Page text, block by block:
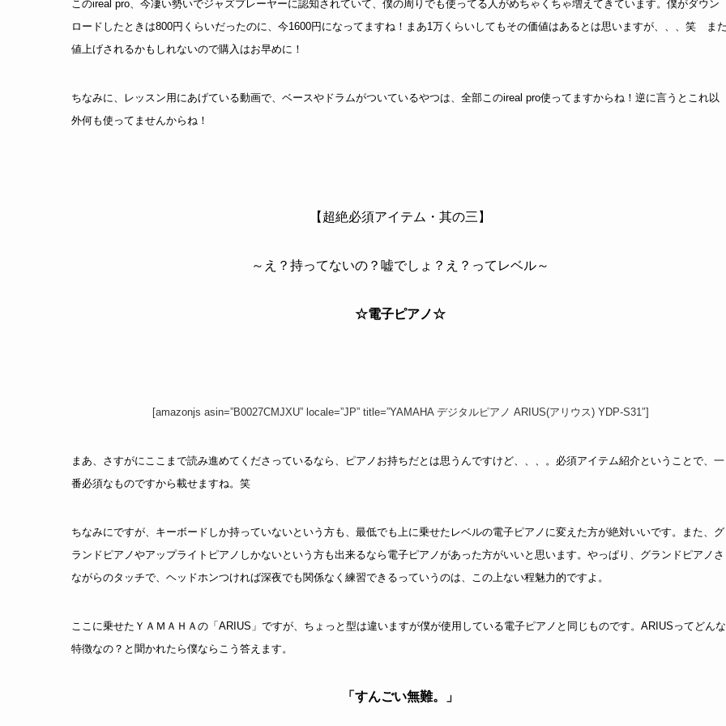
このireal pro、今凄い勢いでジャズプレーヤーに認知されていて、僕の周りでも使ってる人がめちゃくちゃ増えてきています。僕がダウン
ロードしたときは800円くらいだったのに、今1600円になってますね！まあ1万くらいしてもその価値はあるとは思いますが、、、笑 ま
値上げされるかもしれないので購入はお早めに！
ちなみに、レッスン用にあげている動画で、ベースやドラムがついているやつは、全部このireal pro使ってますからね！逆に言うとこれ以
外何も使ってませんからね！
【超絶必須アイテム・其の三】
～え？持ってないの？嘘でしょ？え？ってレベル～
☆電子ピアノ☆
[amazonjs asin=”B0027CMJXU” locale=”JP” title=”YAMAHA デジタルピアノ ARIUS(アリウス) YDP-S31″]
まあ、さすがにここまで読み進めてくださっているなら、ピアノお持ちだとは思うんですけど、、、。必須アイテム紹介ということで、一
番必須なものですから載せますね。笑
ちなみにですが、キーボードしか持っていないという方も、最低でも上に乗せたレベルの電子ピアノに変えた方が絶対いいです。また、グ
ランドピアノやアップライトピアノしかないという方も出来るなら電子ピアノがあった方がいいと思います。やっぱり、グランドピアノさ
ながらのタッチで、ヘッドホンつければ深夜でも関係なく練習できるっていうのは、この上ない程魅力的ですよ。
ここに乗せたＹＡＭＡＨＡの「ARIUS」ですが、ちょっと型は違いますが僕が使用している電子ピアノと同じものです。ARIUSってどんな
特徴なの？と聞かれたら僕ならこう答えます。
「すんごい無難。」